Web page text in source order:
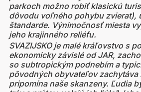
parkoch možno robiť klasickú
dôvodu voľného pohybu zvierat),
štandarde. Výnimočnosť miesta
jeho krajinného reliéfu.
SVAZIJSKO je malé kráľovstvo s
ekonomicky závislé od JAR,
so subtropickým podnebím a
pôvodných obyvateľov zachytáva
pripomína naše skanzeny. Ľudia